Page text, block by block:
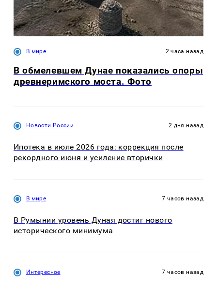
В мире 2 часа назад
В обмелевшем Дунае показались опоры
древнеримского моста. Фото
Новости России 2 дня назад
Ипотека в июле 2026 года: коррекция после
рекордного июня и усиление вторички
В мире 7 часов назад
В Румынии уровень Дуная достиг нового
исторического минимума
Интересное 7 часов назад